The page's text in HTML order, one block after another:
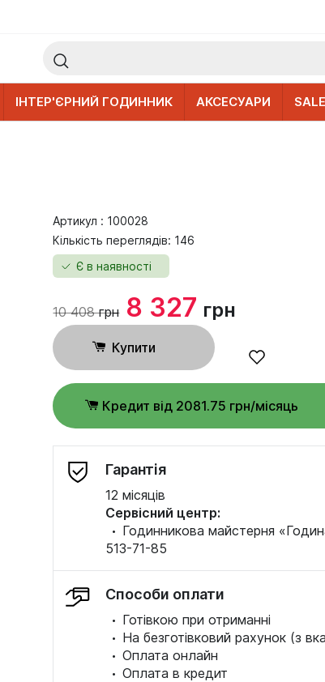
ІНТЕР'ЄРНИЙ ГОДИННИК АКСЕСУАРИ SALE
Артикул : 100028
Кількість переглядів: 146
Є в наявності
10 408грн 8 327грн
Купити
Кредит від 2081.75 грн/місяць
Гарантія
12 місяців
Сервісний центр:
· Годинникова майстерня
513-71-85
Способи оплати
· Готівкою при отриманні
· На безготівковий рахунок (з
·Оплата онлайн
·Оплата в кредит